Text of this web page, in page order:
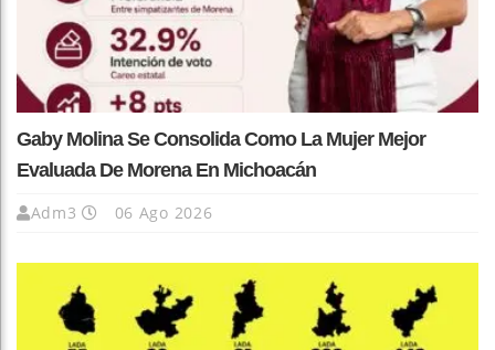
Gaby Molina Se Consolida Como La Mujer Mejor
Evaluada De Morena En Michoacán
Adm3 06 Ago 2026